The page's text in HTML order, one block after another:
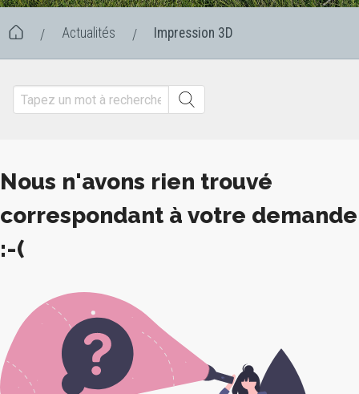
/ Actualités / Impression 3D
Nous n'avons rien trouvé
correspondant à votre demande
:-(